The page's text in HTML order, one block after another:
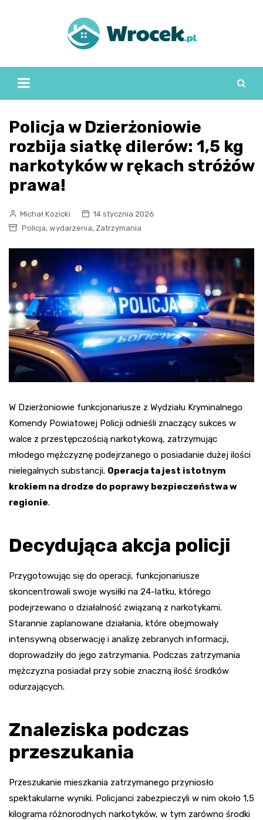
Policja w Dzierżoniowie
rozbija siatkę dilerów: 1,5 kg
narkotyków w rękach stróżów
prawa!
Michał Kozicki
14 stycznia 2026
Policja, wydarzenia, Zatrzymania
W Dzierżoniowie funkcjonariusze z Wydziału Kryminalnego
Komendy Powiatowej Policji odnieśli znaczący sukces w
walce z przestępczością narkotykową, zatrzymując
młodego mężczyznę podejrzanego o posiadanie dużej ilości
nielegalnych substancji. Operacja ta jest istotnym
krokiem na drodze do poprawy bezpieczeństwa w
regionie.
Decydująca akcja policji
Przygotowując się do operacji, funkcjonariusze
skoncentrowali swoje wysiłki na 24-latku, którego
podejrzewano o działalność związaną z narkotykami.
Starannie zaplanowane działania, które obejmowały
intensywną obserwację i analizę zebranych informacji,
doprowadziły do jego zatrzymania. Podczas zatrzymania
mężczyzna posiadał przy sobie znaczną ilość środków
odurzających.
Znaleziska podczas
przeszukania
Przeszukanie mieszkania zatrzymanego przyniosło
spektakularne wyniki. Policjanci zabezpieczyli w nim około 1,5
kilograma różnorodnych narkotyków, w tym zarówno środki